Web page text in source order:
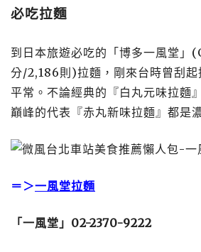
必吃拉麵
到日本旅遊必吃的「博多一風堂
分/2,186則)拉麵，剛來台時曾刮起
平常。不論經典的『白丸元味拉麵
巔峰的代表『赤丸新味拉麵』都是
＝＞一風堂拉麵
「一風堂」02-2370-9222